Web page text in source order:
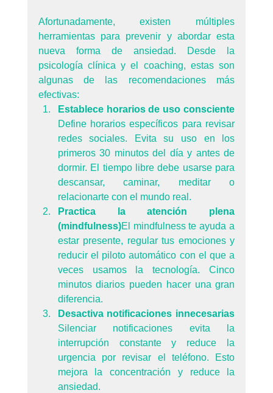
Afortunadamente, existen múltiples
herramientas para prevenir y abordar esta
nueva forma de ansiedad. Desde la
psicología clínica y el coaching, estas son
algunas de las recomendaciones más
efectivas:
Define horarios específicos para revisar
redes sociales. Evita su uso en los
primeros 30 minutos del día y antes de
dormir. El tiempo libre debe usarse para
descansar, caminar, meditar o
relacionarte con el mundo real.
Practica la atención plena
(mindfulness)El mindfulness te ayuda a
estar presente, regular tus emociones y
reducir el piloto automático con el que a
veces usamos la tecnología. Cinco
minutos diarios pueden hacer una gran
diferencia.
Silenciar notificaciones evita la
interrupción constante y reduce la
urgencia por revisar el teléfono. Esto
mejora la concentración y reduce la
ansiedad.